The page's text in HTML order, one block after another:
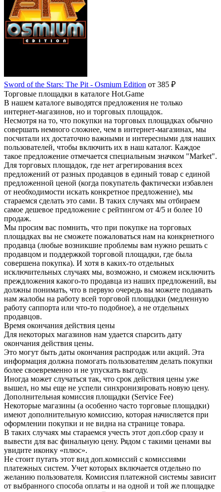
Sword of the Stars: The Pit - Osmium Edition от 385 ₽
Торговые площадки в каталоге Hot.Game
В нашем каталоге выводятся предложения не только
интернет-магазинов, но и торговых площадок.
Несмотря на то, что покупки на торговых площадках обычно
совершать немного сложнее, чем в интернет-магазинах, мы
посчитали их достаточно важными и интересными для наших
пользователей, чтобы включить их в наш каталог. Каждое
такое предложение отмечается специальным значком "Market".
Для торговых площадок, где нет агрегирования всех
предложений от разных продавцов в единый товар с единой
предложенной ценой (когда покупатель фактически избавлен
от необходимости искать конкретное предложение), мы
стараемся сделать это сами. В таких случаях мы отбираем
самое дешевое предложение с рейтингом от 4/5 и более 10
продаж.
Мы просим вас помнить, что при покупке на торговых
площадках вы не сможете пожаловаться нам на конкрнетного
продавца (любые возникшие проблемы вам нужно решать с
продавцом и поддержкой торговой площадки, где была
совершена покупка). И хотя в каких-то отдельных
исключительных случаях мы, возможно, и сможем исключить
преждложения какого-то продавца из наших предложений, вы
должны понимать, что в первую очередь вы можете подавать
нам жалобы на работу всей торговой площадки (медленную
работу саппорта или что-то подобное), а не отдельных
продавцов.
Время окончания действия цены
Для некоторых магазинов нам удается спарсить дату
окончания действия цены.
Это могут быть даты окончания распродаж или акций. Эта
информация должна помогать пользователям делать покупки
более своевременно и не упускать выгоду.
Иногда может случаться так, что срок действия цены уже
вышел, но мы еще не успели синхронизировать новую цену.
Дополнительная комиссия площадки (Service Fee)
Некоторые магазины (а особенно часто торговые площадки)
имеют дополнительную комиссию, которая начисляется при
оформлении покупки и не видна на странице товара.
В таких случаях мы стараемся учесть этот доп.сбор сразу и
вывести для вас финальную цену. Рядом с такими ценами вы
увидите иконку «плюс».
Не стоит путать этот вид доп.комиссий с комиссиями
платежных систем. Учет которых включается отдельно по
желанию пользователя. Комиссия платежной системы зависит
от выбранного способа оплаты и на одной и той же площадке